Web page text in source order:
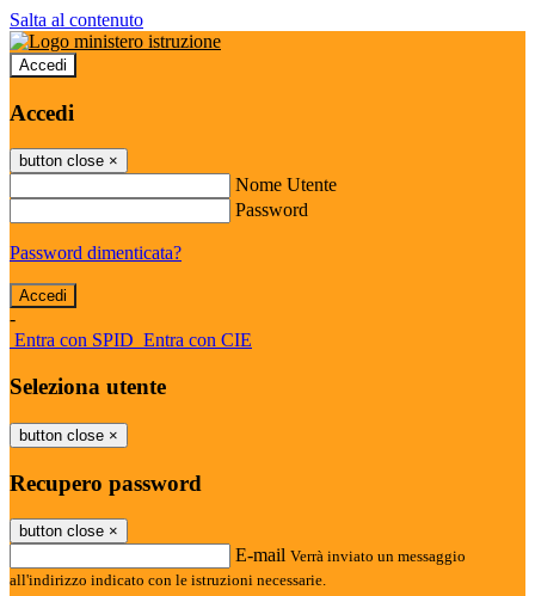
Salta al contenuto
Accedi
Accedi
button close ×
Nome Utente
Password
Password dimenticata?
-
Entra con SPID Entra con CIE
Seleziona utente
button close ×
Recupero password
button close ×
E-mail Verrà inviato un messaggio
all'indirizzo indicato con le istruzioni necessarie.